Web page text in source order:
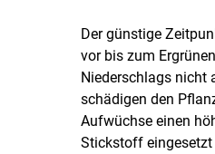
Der günstige
vor bis zum
Niederschlags nicht
schädigen den
Aufwüchse einen
Stickstoff eingesetzt